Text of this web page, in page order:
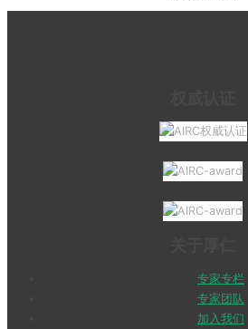
专家专栏
专家团队
加入我们